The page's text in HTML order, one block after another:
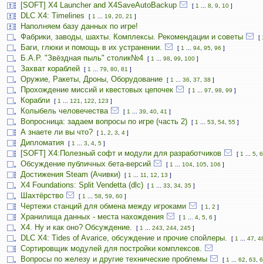
[SOFT] X4 Launcher and X4SaveAutoBackup [ 1 8 9 10 ]
DLC X4: Timelines [ 1 19 20 21 ]
Наполняем базу данных по игре!
Фабрики, заводы, шахты. Комплексы. Рекомендации и советы
[
Баги, глюки и помощь в их устранении. [ 1 94 95 96 ]
Б.А.Р. "Звёздная пыль" столик№4 [ 1 98 99 100 ]
Захват кораблей [ 1 79 80 81 ]
Оружие, Ракеты, Дроны, Оборудование [ 1 36 37 38 ]
Прохождение миссий и квестовых цепочек [ 1 97 98 99 ]
Корабли [ 1 121 122 123 ]
Колыбель человечества [ 1 39 40 41 ]
Вопросница: задаем вопросы по игре (часть 2) [ 1 53 54 55 ]
А знаете ли вы что? [ 1 2 3 4 ]
Дипломатия [ 1 3 4 5 ]
[SOFT] X4:Полезный софт и модули для разработчиков [ 1 5 6
Обсуждение публичных бета-версий [ 1 104 105 106 ]
Достижения Steam (Ачивки) [ 1 11 12 13 ]
X4 Foundations: Split Vendetta (dlc) [ 1 33 34 35 ]
Шахтёрство [ 1 58 59 60 ]
Чертежи станций для обмена между игроками [ 1 2 ]
Хранилища данных - места нахождения [ 1 4 5 6 ]
Х4. Ну и как оно? Обсуждение. [ 1 243 244 245 ]
DLC X4: Tides of Avarice, обсуждение и прочие спойлеры. [ 1 47
Сортировщик модулей для постройки комплексов.
Вопросы по железу и другие технические проблемы
[ 1 62 63